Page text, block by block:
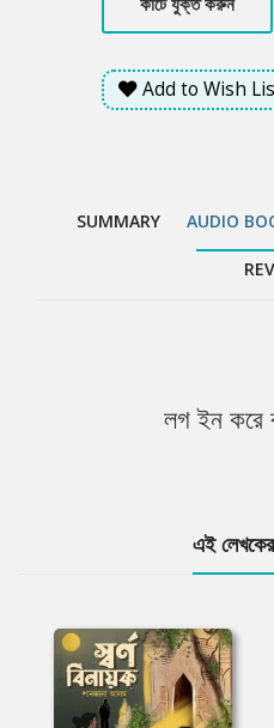
Add to Wish
SUMMARY AUDIO
লগ ইন করে
এই